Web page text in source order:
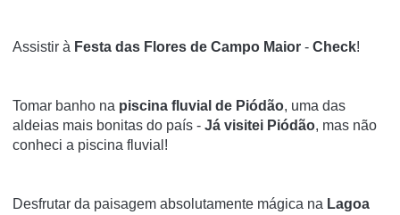
Assistir à Festa das Flores de Campo Maior - Check!
Tomar banho na piscina fluvial de Piódão, uma das
aldeias mais bonitas do país - Já visitei Piódão, mas não
conheci a piscina fluvial!
Desfrutar da paisagem absolutamente mágica na Lagoa